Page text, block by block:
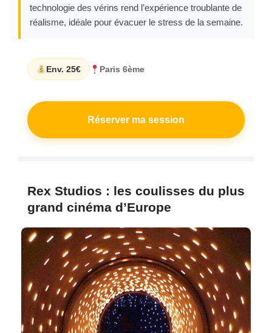
technologie des vérins rend l’expérience troublante de
réalisme, idéale pour évacuer le stress de la semaine.
Env. 25€ Paris 6ème
Réserver ma session
Rex Studios : les coulisses du plus
grand cinéma d’Europe